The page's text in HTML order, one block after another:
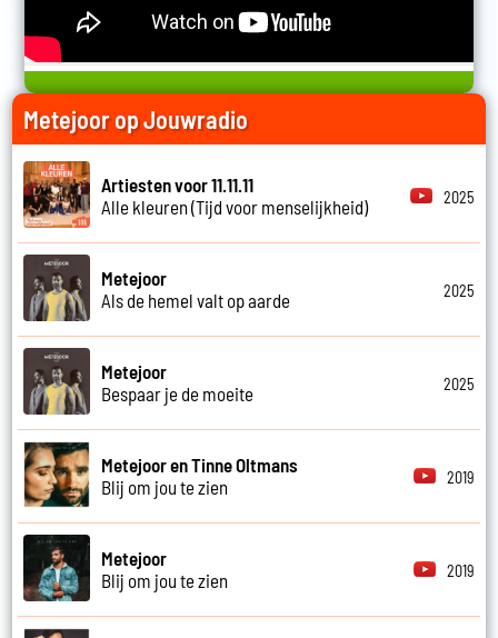
Metejoor op Jouwradio
Artiesten voor 11.11.11
Alle kleuren (Tijd voor menselijkheid)
2025
Metejoor
Als de hemel valt op aarde
2025
Metejoor
Bespaar je de moeite
2025
Metejoor en Tinne Oltmans
Blij om jou te zien
2019
Metejoor
Blij om jou te zien
2019